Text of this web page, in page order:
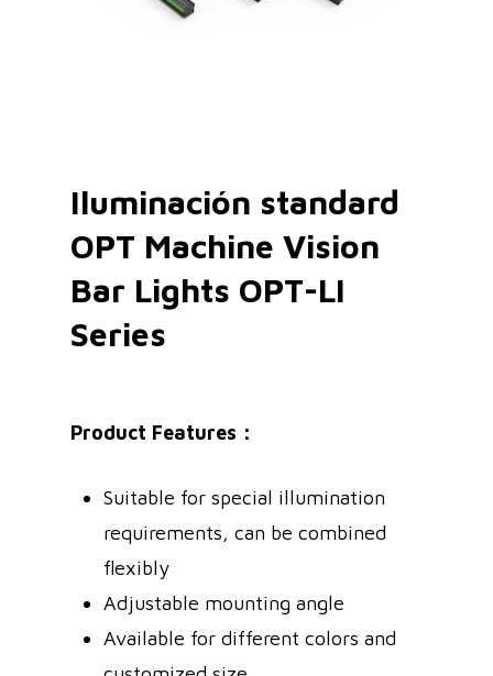
Iluminación standard
OPT Machine Vision
Bar Lights OPT-LI
Series
Product Features：
Suitable for special illumination
requirements, can be combined
flexibly
Adjustable mounting angle
Available for different colors and